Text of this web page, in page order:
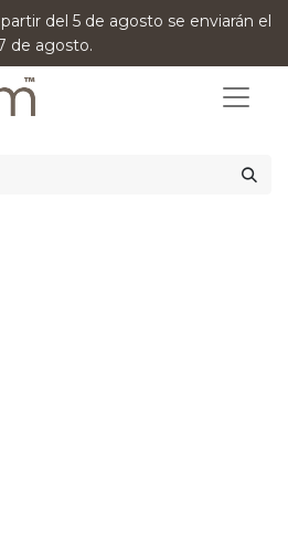
del 5 de agosto se enviarán el
de agosto.